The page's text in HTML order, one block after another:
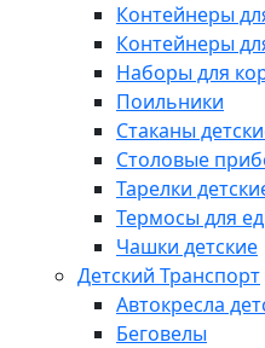
Контейнеры
Контейнеры
Наборы для
Поильники
Стаканы
Столовые
Тарелки
Термосы для
Чашки детские
Детский Транспорт
Автокресла
Беговелы